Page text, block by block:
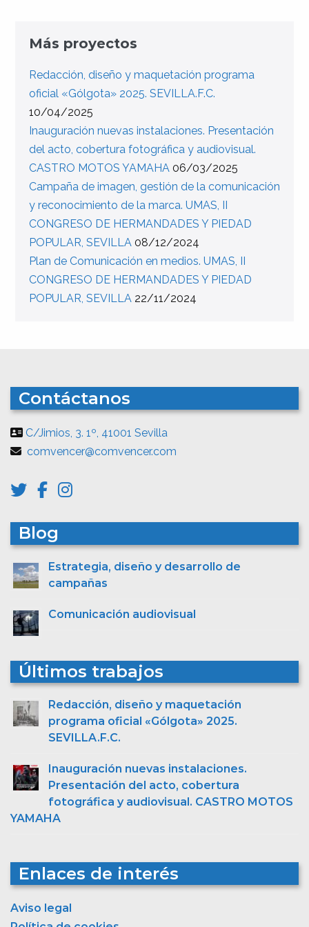
Más proyectos
Redacción, diseño y maquetación programa
oficial «Gólgota» 2025. SEVILLA.F.C.
10/04/2025
Inauguración nuevas instalaciones. Presentación
del acto, cobertura fotográfica y audiovisual.
CASTRO MOTOS YAMAHA 06/03/2025
Campaña de imagen, gestión de la comunicación
y reconocimiento de la marca. UMAS, II
CONGRESO DE HERMANDADES Y PIEDAD
POPULAR, SEVILLA 08/12/2024
Plan de Comunicación en medios. UMAS, II
CONGRESO DE HERMANDADES Y PIEDAD
POPULAR, SEVILLA 22/11/2024
Contáctanos
C/Jimios, 3. 1º, 41001 Sevilla
comvencer@comvencer.com
Blog
Estrategia, diseño y desarrollo de
campañas
Comunicación audiovisual
Últimos trabajos
Redacción, diseño y maquetación
programa oficial «Gólgota» 2025.
SEVILLA.F.C.
Inauguración nuevas instalaciones.
Presentación del acto, cobertura
fotográfica y audiovisual. CASTRO MOTOS
YAMAHA
Enlaces de interés
Aviso legal